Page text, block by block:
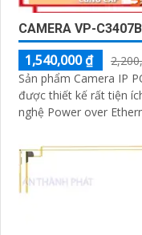
CAMERA VP-
1,540,000 ₫
Sản phẩm Camera IP
được thiết kế rất tiện ích
nghệ Power over